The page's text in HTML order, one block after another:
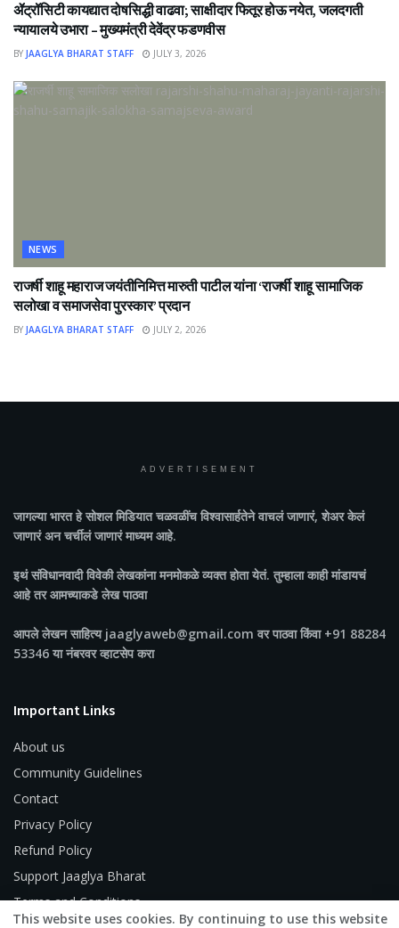
ॲट्रॉसिटी कायद्यात दोषसिद्धी वाढवा; साक्षीदार फितूर होऊ नयेत, जलदगती
न्यायालये उभारा – मुख्यमंत्री देवेंद्र फडणवीस
BY JAAGLYA BHARAT STAFF JULY 3, 2026
NEWS
राजर्षी शाहू महाराज जयंतीनिमित्त मारुती पाटील यांना ‘राजर्षी शाहू सामाजिक
सलोखा व समाजसेवा पुरस्कार’ प्रदान
BY JAAGLYA BHARAT STAFF JULY 2, 2026
ADVERTISEMENT
जागल्या भारतहे सोशल मिडियात चळवळींच विश्वासार्हतेने वाचलं जाणारं, शेअर केलं
जाणारं अन चर्चीलं जाणारं माध्यम आहे.
इथं संविधानवादी विवेकी लेखकांना मनमोकळे व्यक्त होता येतं. तुम्हाला काही मांडायचं
आहे तर आमच्याकडे लेख पाठवा
आपले लेखन साहित्य jaaglyaweb@gmail.com वर पाठवा किंवा +91 88284
53346 या नंबरवर व्हाटसेप करा
Important Links
About us
Community Guidelines
Contact
Privacy Policy
Refund Policy
Support Jaaglya Bharat
Terms and Conditions
This website uses cookies. By continuing to use this website